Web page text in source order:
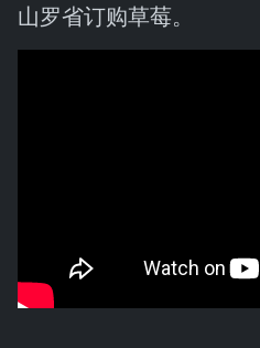
山罗省订购草莓。